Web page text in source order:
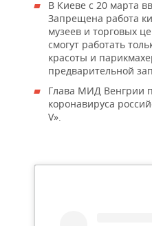
В Киеве с 20 марта
Запрещена работа
музеев и торговых
смогут работать
красоты и
предварительной
Глава МИД Венгрии
коронавируса
V».